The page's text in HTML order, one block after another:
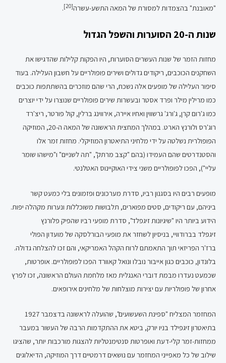
"מאובנת" בהצמדות למסורת של המאה התשע-עשרה[20]
.
שנות ה-20 הסוערות והשפל הגדול
מחזות הזמר של שנות העשרים הסוערות, היו הפקות קלילות שהדגישו את
השחקנים הכוכבים, ריקודים גדולים ושירים פופולריים על חשבון העלילה. בעוד
סיפור העלילה של מופעים אלה נשכח, הרי שהם מוזכרים בהשתתפות כוכבים
כמו מרילין מילר ופרד אסטר ובעשרות שירים פופולריים שנוצרו על ידי יוצרים
כמו ג'רום קרן, ג'ורג' גרשווין ואחיו איירה, אירווינג ברלין, קול פורטר, ריצ'רד
רוג'רס ולורנץ הארט. במהלך המחצית הראשונה של המאה ה-20, המוזיקה
הפופולרית נשלטה על ידי מלחיני התיאטרון המוזיקלי. מחזות זמר אלו
והסטנדרטים שהם העמידו (בהם "קצב מרתק", "תה לשניים" ו"מישהו שומר
עליי"), הפכו לפופולריים משני צידי האוקיינוס האטלנטי.
מופעים רבים היו בסגנון רביו, סדרת מערכונים ופזמונים בלי כמעט קשר
ביניהם, עם ריקודים, סטים מפוארים, תלבושות משוכללות ונערות מקהלה יפות.
הידוע ביותר היו "שיגיונות זיגפלד", סדרת מופעי רביו שהפיק פלורנץ
זיגפלד בברודוויי, בניסיון לשחזר את מופעי הבורלסקה של מועדון הפולי
ברז'ר הפריזאי תוך התאמתם לרוח הקהל האמריקאי, והם זכו להצלחה גדולה.
בלונדון, כוכבים כגון אייבור נובלו ונואל קאוורד הפכו לפופולריים. אופרטות,
שכמעט נעדרו מבמת דוברי האנגלית מאז מלחמת העולם הראשונה, זכו לפרץ
אחרון של פופולריות עם יצירות מוצלחות של מלחינים אירופאים.
המחזמר המצליח "ספינת השעשועים", שהועלה לראשונה בדצמבר 1927
בתיאטרון זיגפילד בניו יורק, ביטא את ההתקדמות הרבה של העשור במעבר
ממחזות-זמר קלי-דעת ואופרטות סנטימנטליות להצגות מורכבות יותר, שהציגו
שילוב של כל מאפייני המחזמר עם נושאים דרמטיים דרך המוזיקה, הדיאלוגים